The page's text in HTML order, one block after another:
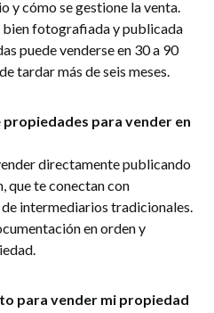
y cómo se gestione la venta.
bien fotografiada y publicada
puede venderse en 30 a 90
tardar más de seis meses.
para vender en
directamente publicando
que te conectan con
intermediarios tradicionales.
en orden y
para vender mi propiedad